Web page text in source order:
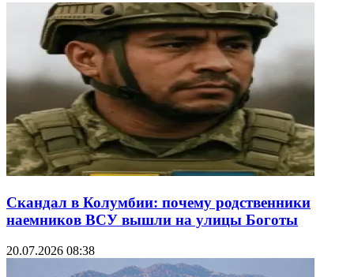
Скандал в Колумбии: почему родственники
наемников ВСУ вышли на улицы Боготы
20.07.2026 08:38